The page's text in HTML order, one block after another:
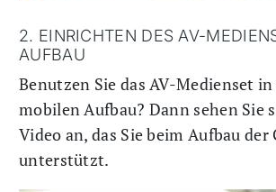
2. EINRICHTEN DES AV-
AUFBAU
Benutzen Sie das AV-Medienset
mobilen Aufbau? Dann sehen Sie
Video an, das Sie beim Aufbau
unterstützt.